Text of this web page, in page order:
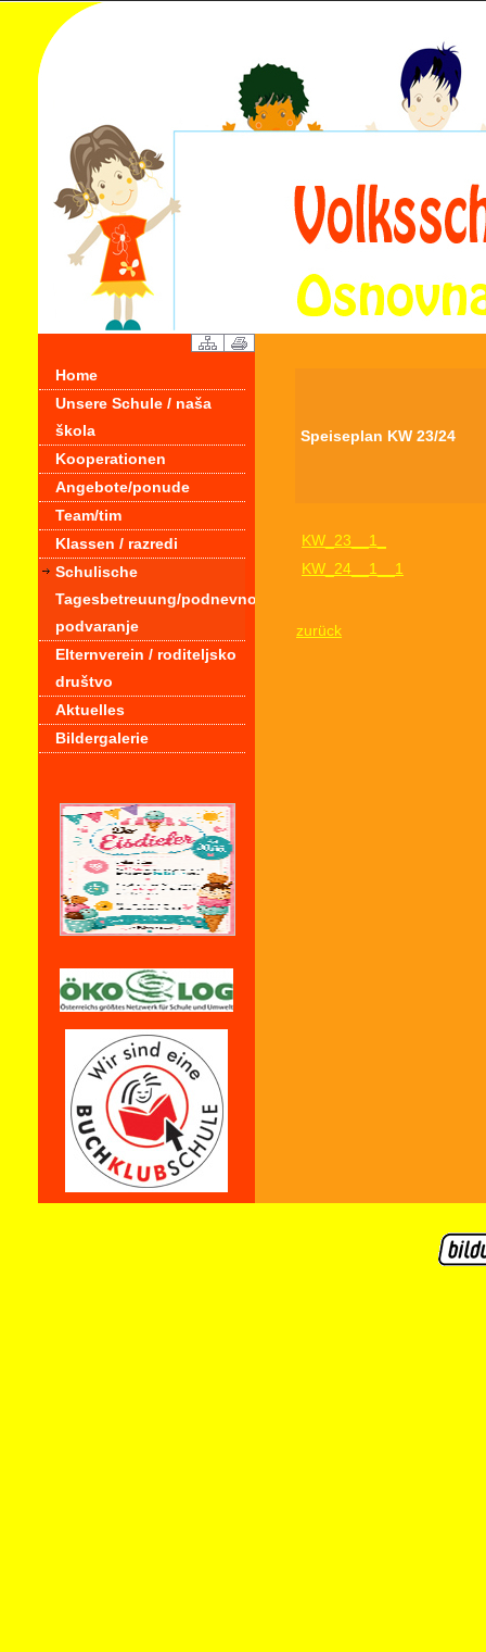
Home
Unsere Schule / naša
škola
Kooperationen
Angebote/ponude
Team/tim
Klassen / razredi
Schulische
Tagesbetreuung/podnevno
podvaranje
Elternverein / roditeljsko
društvo
Aktuelles
Bildergalerie
Speiseplan KW 23/24
KW_23__1_
KW_24__1__1
zurück